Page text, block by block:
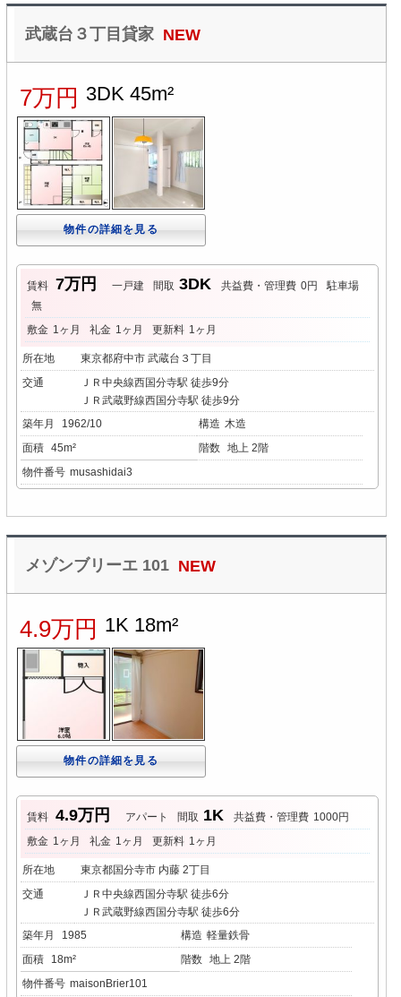
武蔵台３丁目貸家 NEW
7万円 3DK 45m²
物件の詳細を見る
賃料 7万円 一戸建 間取 3DK 共益費・管理費 0円
駐車場
無
敷金 1ヶ月 礼金 1ヶ月 更新料 1ヶ月
所在地
東京都府中市 武蔵台３丁目
交通
ＪＲ中央線西国分寺駅 徒歩9分
ＪＲ武蔵野線西国分寺駅 徒歩9分
築年月
1962/10 構造 木造
面積 45m² 階数 地上 2階
物件番号 musashidai3
メゾンブリーエ 101 NEW
4.9万円 1K 18m²
物件の詳細を見る
賃料 4.9万円 アパート 間取 1K 共益費・管理費 1000円
敷金 1ヶ月 礼金 1ヶ月 更新料 1ヶ月
所在地
東京都国分寺市 内藤 2丁目
交通
ＪＲ中央線西国分寺駅 徒歩6分
ＪＲ武蔵野線西国分寺駅 徒歩6分
築年月
1985 構造 軽量鉄骨
面積
18m² 階数 地上 2階
物件番号 maisonBrier101